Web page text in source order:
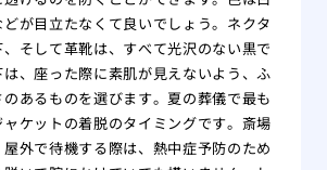
が目立たなくて良いでしょう。ネクタ
そして革靴は、すべて光沢のない黒で
、座った際に素肌が見えないよう、ふ
あるものを選びます。夏の葬儀で最も
ケットの着脱のタイミングです。斎場
外で待機する際は、熱中症予防のため